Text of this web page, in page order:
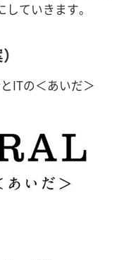
ていきます。
ITの＜あいだ＞